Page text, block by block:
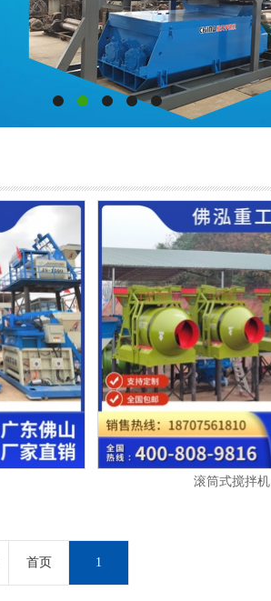
滚筒式搅拌机
首页 1